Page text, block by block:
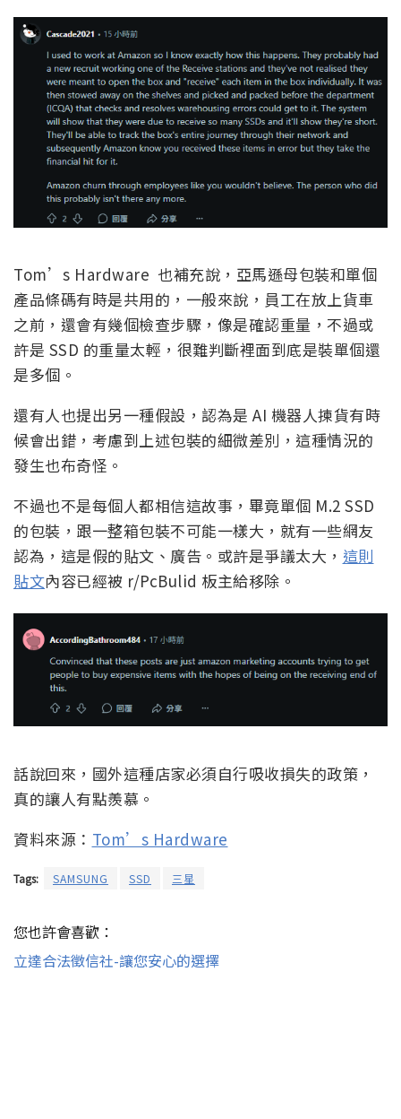
Tom’s Hardware 也補充說，亞馬遜母包裝和單個
產品條碼有時是共用的，一般來說，員工在放上貨車
之前，還會有幾個檢查步驟，像是確認重量，不過或
許是 SSD 的重量太輕，很難判斷裡面到底是裝單個還
是多個。
還有人也提出另一種假設，認為是 AI 機器人揀貨有時
候會出錯，考慮到上述包裝的細微差別，這種情況的
發生也布奇怪。
不過也不是每個人都相信這故事，畢竟單個 M.2 SSD
的包裝，跟一整箱包裝不可能一樣大，就有一些網友
認為，這是假的貼文、廣告。或許是爭議太大， 這則
貼文內容已經被 r/PcBulid 板主給移除。
話說回來，國外這種店家必須自行吸收損失的政策，
真的讓人有點羨慕。
資料來源： Tom’s Hardware
Tags: SAMSUNG SSD 三星
您也許會喜歡：
立達合法徵信社-讓您安心的選擇